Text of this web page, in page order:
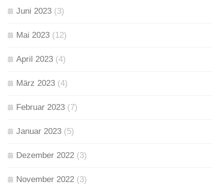
Juni 2023 (3)
Mai 2023 (12)
April 2023 (4)
März 2023 (4)
Februar 2023 (7)
Januar 2023 (5)
Dezember 2022 (3)
November 2022 (3)